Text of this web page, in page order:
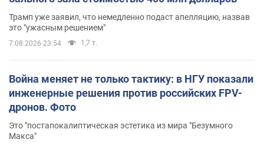
Трамп уже заявил, что немедленно подаст апелляцию, назвав
это "ужасным решением"
7.08.2026 23:54 1,7 т.
Война меняет не только тактику: в НГУ показали
инженерные решения против российских FPV-
дронов. Фото
Это "постапокалиптическая эстетика из мира "Безумного
Макса"